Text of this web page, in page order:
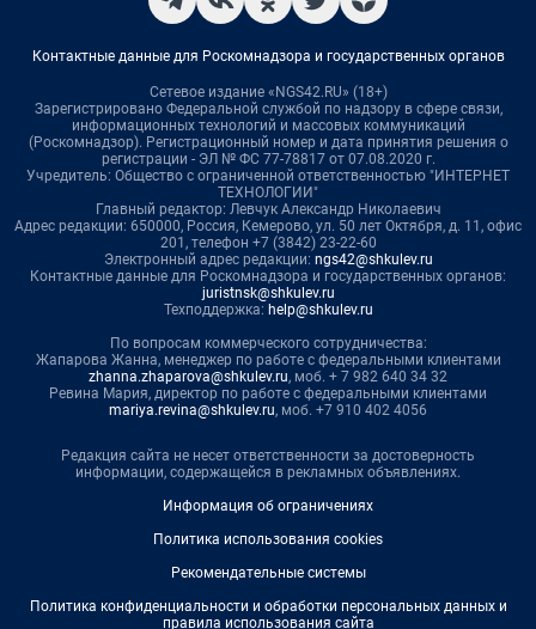
Контактные данные для Роскомнадзора и государственных органов
Сетевое издание «NGS42.RU» (18+)
Зарегистрировано Федеральной службой по надзору в сфере связи,
информационных технологий и массовых коммуникаций
(Роскомнадзор). Регистрационный номер и дата принятия решения о
регистрации - ЭЛ № ФС 77-78817 от 07.08.2020 г.
Учредитель: Общество с ограниченной ответственностью "ИНТЕРНЕТ
ТЕХНОЛОГИИ"
Главный редактор: Левчук Александр Николаевич
Адрес редакции: 650000, Россия, Кемерово, ул. 50 лет Октября, д. 11, офис
201, телефон +7 (3842) 23-22-60
Электронный адрес редакции: ngs42@shkulev.ru
Контактные данные для Роскомнадзора и государственных органов:
juristnsk@shkulev.ru
Техподдержка: help@shkulev.ru
По вопросам коммерческого сотрудничества:
Жапарова Жанна, менеджер по работе с федеральными клиентами
zhanna.zhaparova@shkulev.ru, моб. + 7 982 640 34 32
Ревина Мария, директор по работе с федеральными клиентами
mariya.revina@shkulev.ru, моб. +7 910 402 4056
Редакция сайта не несет ответственности за достоверность
информации, содержащейся в рекламных объявлениях.
Информация об ограничениях
Политика использования cookies
Рекомендательные системы
Политика конфиденциальности и обработки персональных данных и
правила использования сайта